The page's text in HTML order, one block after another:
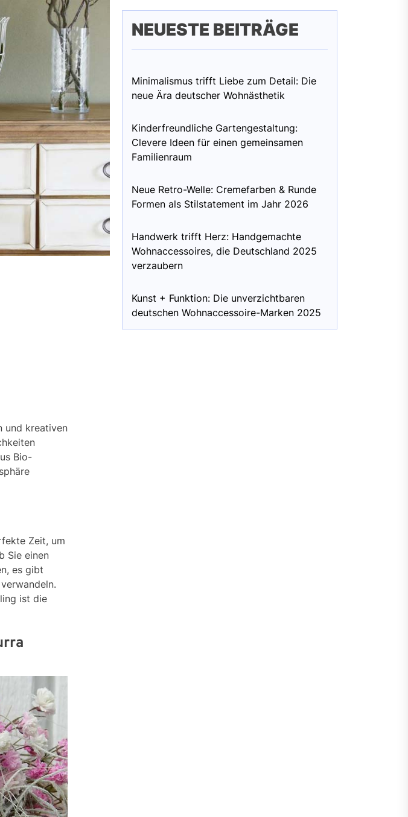
und kreativen
Bio-
Zeit, um
Sie einen
es gibt
ist die
NEUESTE BEITRÄGE
Minimalismus trifft Liebe zum Detail: Die
neue Ära deutscher Wohnästhetik
Kinderfreundliche Gartengestaltung:
Clevere Ideen für einen gemeinsamen
Familienraum
Neue Retro-Welle: Cremefarben & Runde
Formen als Stilstatement im Jahr 2026
Handwerk trifft Herz: Handgemachte
Wohnaccessoires, die Deutschland 2025
verzaubern
Kunst + Funktion: Die unverzichtbaren
deutschen Wohnaccessoire-Marken 2025